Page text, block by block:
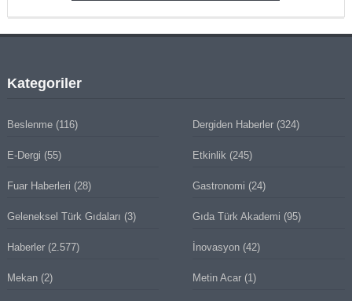
Kategoriler
Beslenme(116) Dergiden Haberler (324)
E-Dergi (55) Etkinlik (245)
Fuar Haberleri (28) Gastronomi (24)
Geleneksel Türk Gıdaları (3) Gıda Türk Akademi (95)
Haberler(2.577) İnovasyon (42)
Mekan(2) Metin Acar (1)